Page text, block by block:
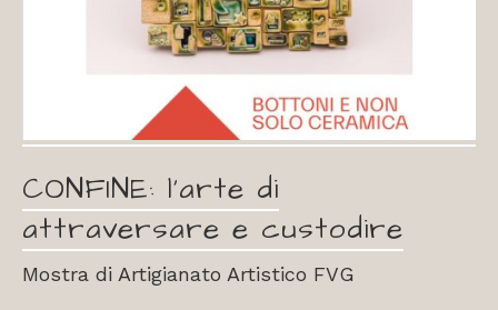
CONFINE: l’arte di
attraversare e custodire
Mostra di Artigianato Artistico FVG